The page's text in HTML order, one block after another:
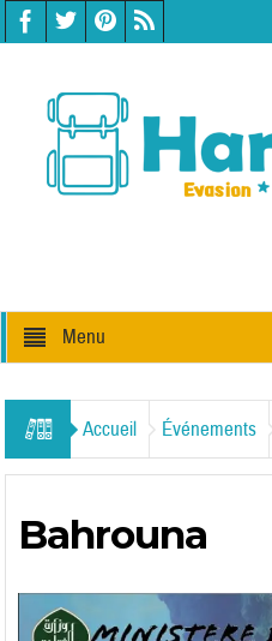
Menu
Accueil Événements
Bahrouna